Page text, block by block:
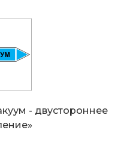
- двустороннeе